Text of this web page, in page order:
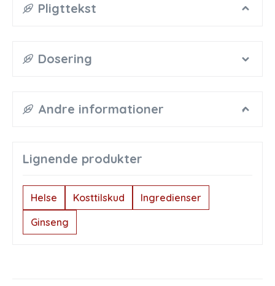
Pligttekst
Dosering
Andre informationer
Lignende produkter
Helse Kosttilskud
Ingredienser
Ginseng